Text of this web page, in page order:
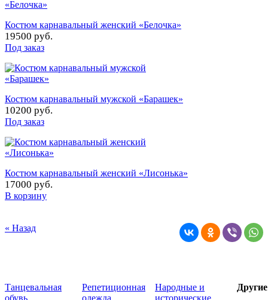
Костюм карнавальный женский «Белочка»
19500 руб.
Под заказ
Костюм карнавальный мужской «Барашек»
10200 руб.
Под заказ
Костюм карнавальный женский «Лисонька»
17000 руб.
В корзину
« Назад
Танцевальная
обувь
Репетиционная
одежда
Народные и
исторические